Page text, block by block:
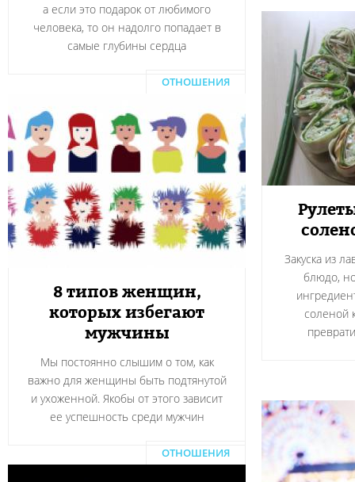
а если это подарок от любимого
человека, то он надолго попадает в
самые глубины сердца
Закуска из
блюдо,
соленой
ОТНОШЕНИЯ
8 типов женщин,
которых избегают
мужчины
Мы постоянно слышим о том, как
важно для женщины быть подтянутой
и ухоженной. Якобы от этого зависит
ее успешность среди мужчин
ОТНОШЕНИЯ